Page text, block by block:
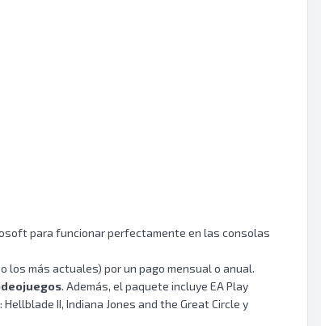
para funcionar perfectamente en las consolas
los más actuales) por un pago mensual o anual.
. Además, el paquete incluye EA Play
II, Indiana Jones and the Great Circle y